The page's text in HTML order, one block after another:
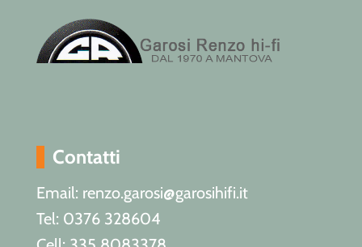
Contatti
Email: renzo.garosi@garosihifi.it
Tel: 0376 328604